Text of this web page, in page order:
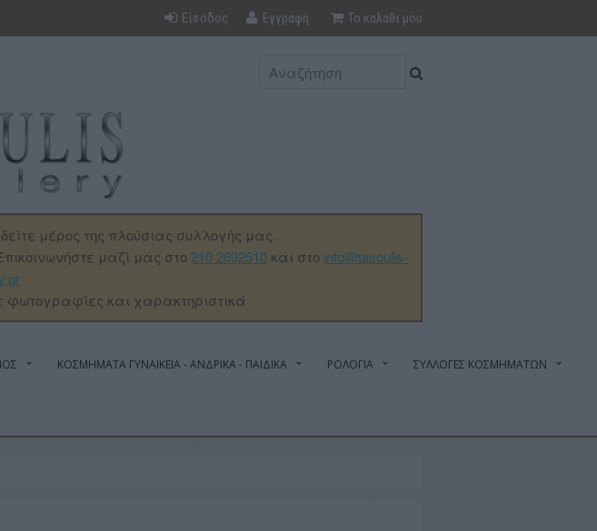
Είσοδος Εγγραφή Το καλάθι μου
μέρος της πλούσιας συλλογής μας.
μαζί μας στο 210 2692510 και στο info@tasoulis-
και χαρακτηριστικά
ΚΟΣΜΗΜΑΤΑ ΓΥΝΑΙΚΕΙΑ - ΑΝΔΡΙΚΑ - ΠΑΙΔΙΚΑ ΡΟΛΟΓΙΑ ΣΥΛΛΟΓΕΣ ΚΟΣΜΗΜΑΤΩΝ